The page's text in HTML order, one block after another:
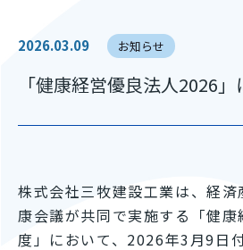
2026.03.09 お知らせ
「健康経営優良法人2026
株式会社三牧建設工業は、経
康会議が共同で実施する「健
度」において、2026年3月9日